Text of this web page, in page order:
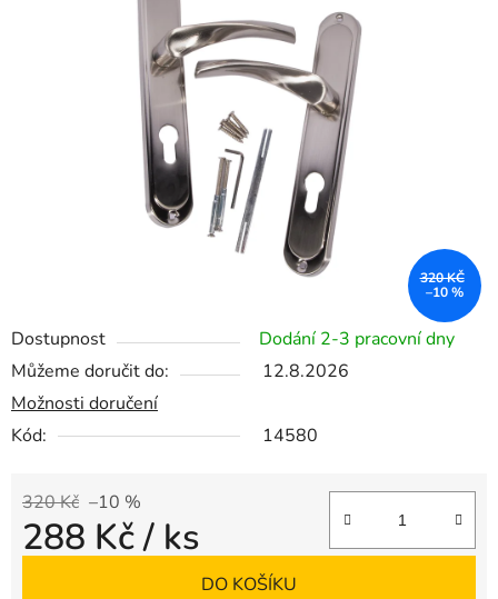
Dostupnost
Dodání 2-3 pracovní dny
Můžeme doručit do:
12.8.2026
Možnosti doručení
Kód:
14580
320 Kč –10 %
288 Kč/ ks
DO KOŠÍKU
320 KČ
–10 %